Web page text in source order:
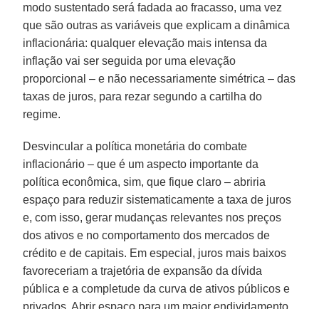
modo sustentado será fadada ao fracasso, uma vez
que são outras as variáveis que explicam a dinâmica
inflacionária: qualquer elevação mais intensa da
inflação vai ser seguida por uma elevação
proporcional – e não necessariamente simétrica – das
taxas de juros, para rezar segundo a cartilha do
regime.
Desvincular a política monetária do combate
inflacionário – que é um aspecto importante da
política econômica, sim, que fique claro – abriria
espaço para reduzir sistematicamente a taxa de juros
e, com isso, gerar mudanças relevantes nos preços
dos ativos e no comportamento dos mercados de
crédito e de capitais. Em especial, juros mais baixos
favoreceriam a trajetória de expansão da dívida
pública e a completude da curva de ativos públicos e
privados. Abrir espaço para um maior endividamento